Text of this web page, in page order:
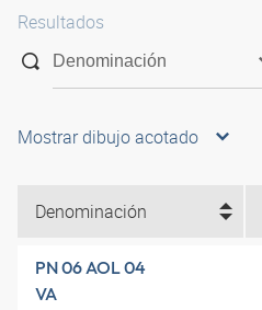
Resultados
Mostrar dibujo acotado
Denominación
PN 06 AOL 04
VA